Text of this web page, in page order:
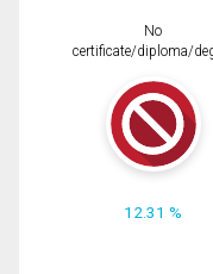
No
certificate/diploma/
12.31 %